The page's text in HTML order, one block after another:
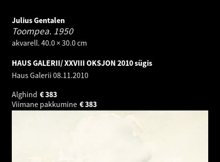
Julius Gentalen
Toompea. 1950
akvarell. 40.0 × 30.0 cm
HAUS GALERII/ XXVIII OKSJON 2010 sügis
Haus Galerii 08.11.2010
Alghind
383
€
Viimane pakkumine
383
€